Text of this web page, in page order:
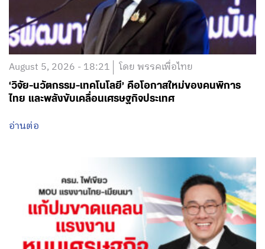
August 5, 2026 - 18:21 โดย พรรคเพื่อไทย
‘วิจัย-นวัตกรรม-เทคโนโลยี’ คือโอกาสใหม่ของคนพิการ
ไทย และพลังขับเคลื่อนเศรษฐกิจประเทศ
อ่านต่อ